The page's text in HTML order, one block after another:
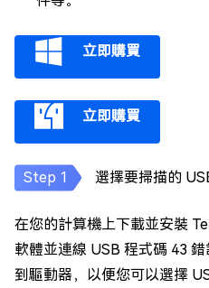
立即購買
立即購買
選擇要掃描的
在您的計算機上下載並安裝
軟體並連線 USB 程式碼 43
到驅動器，以便您可以選擇